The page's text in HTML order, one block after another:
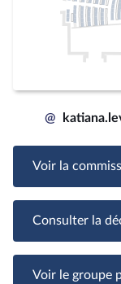
@
Voir la
Consulter la
Voir le groupe